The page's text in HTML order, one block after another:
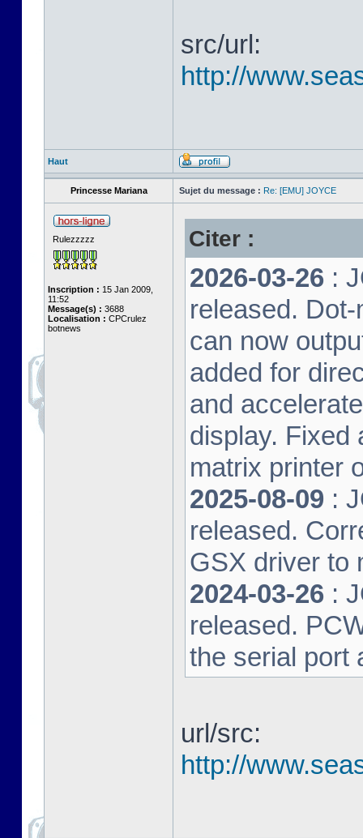
src/url:
http://
Haut
Princesse Mariana Sujet du message : Re: [EMU] JOYCE
Rulezzzzz
Inscription : 15 Jan 2009,
11:52
Message(s) : 3688
Localisation : CPCrulez
botnews
Citer :
2026-03-26 :
released.
can now
added for
and
display. Fixed
matrix printer
2025-08-09 :
released.
GSX driver to
2024-03-26 :
released.
the serial port
url/src:
http://